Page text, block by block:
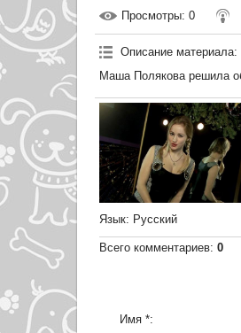
Просмотры: 0
Описание материала:
Маша Полякова решила
Язык: Русский
Всего комментариев: 0
Имя *: